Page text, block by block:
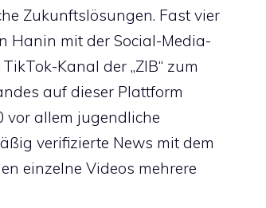
Zukunftslösungen. Fast vier
Hanin mit der Social-Media-
Kanal der „ZIB“ zum
auf dieser Plattform
vor allem jugendliche
verifizierte News mit dem
einzelne Videos mehrere